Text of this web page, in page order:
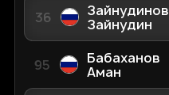
36
Зайнудинов
Зайнудин
95
Бабаханов
Аман